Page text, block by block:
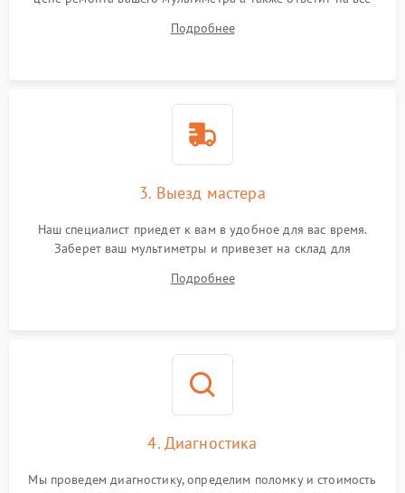
Подробнее
3. Выезд мастера
Наш специалист приедет к вам в удобное для вас время.
Заберет ваш мультиметры и привезет на склад для
Подробнее
4. Диагностика
Мы проведем диагностику, определим поломку и стоимость